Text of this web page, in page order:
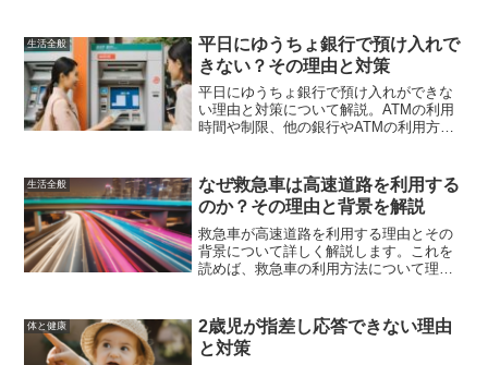
対策を紹介します。
生活全般
平日にゆうちょ銀行で預け入れで
きない？その理由と対策
平日にゆうちょ銀行で預け入れができな
い理由と対策について解説。ATMの利用
時間や制限、他の銀行やATMの利用方
生活全般
なぜ救急車は高速道路を利用する
のか？その理由と背景を解説
救急車が高速道路を利用する理由とその
背景について詳しく解説します。これを
読めば、救急車の利用方法について理解
体と健康
2歳児が指差し応答できない理由
と対策